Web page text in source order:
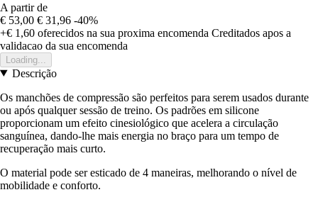
A partir de
€ 53,00 € 31,96 -40%
+€ 1,60 oferecidos na sua proxima encomenda Creditados apos a
validacao da sua encomenda
Loading...
Descrição
Os manchões de compressão são perfeitos para serem usados durante
ou após qualquer sessão de treino. Os padrões em silicone
proporcionam um efeito cinesiológico que acelera a circulação
sanguínea, dando-lhe mais energia no braço para um tempo de
recuperação mais curto.
O material pode ser esticado de 4 maneiras, melhorando o nível de
mobilidade e conforto.